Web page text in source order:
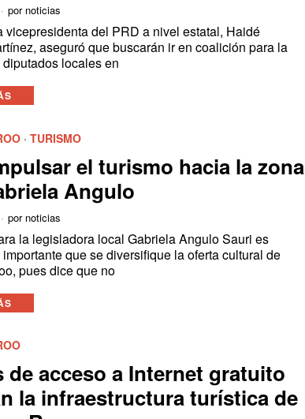
por noticias
vicepresidenta del PRD a nivel estatal, Haidé
aseguró que buscarán ir en coalición para la
locales en
· TURISMO
el turismo hacia la zona
Angulo
por noticias
la legisladora local Gabriela Angulo Sauri es
que se diversifique la oferta cultural de
pues dice que no
de acceso a Internet gratuito
la infraestructura turística de